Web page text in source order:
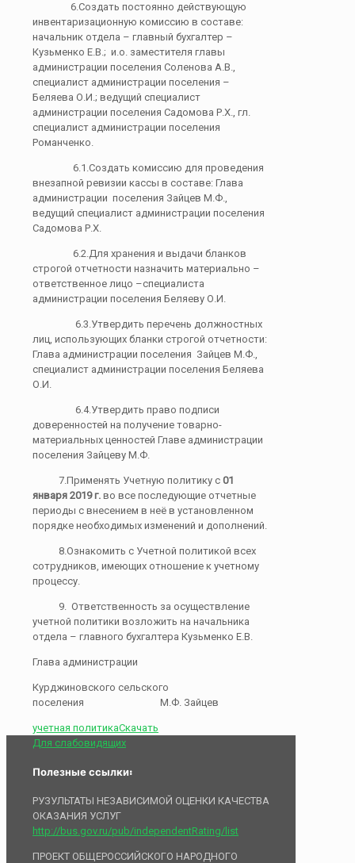
6.Создать постоянно действующую
инвентаризационную комиссию в составе:
начальник отдела – главный бухгалтер –
Кузьменко Е.В.; и.о. заместителя главы
администрации поселения Соленова А.В.,
специалист администрации поселения –
Беляева О.И.; ведущий специалист
администрации поселения Садомова Р.Х., гл.
специалист администрации поселения
Романченко.
6.1.Создать комиссию для проведения
внезапной ревизии кассы в составе: Глава
администрации поселения Зайцев М.Ф.,
ведущий специалист администрации поселения
Садомова Р.Х.
6.2.Для хранения и выдачи бланков
строгой отчетности назначить материально –
ответственное лицо –специалиста
администрации поселения Беляеву О.И.
6.3.Утвердить перечень должностных
лиц, использующих бланки строгой отчетности:
Глава администрации поселения Зайцев М.Ф.,
специалист администрации поселения Беляева
О.И.
6.4.Утвердить право подписи
доверенностей на получение товарно-
материальных ценностей Главе администрации
поселения Зайцеву М.Ф.
7.Применять Учетную политику с 01
января 2019 г. во все последующие отчетные
периоды с внесением в неё в установленном
порядке необходимых изменений и дополнений.
8.Ознакомить с Учетной политикой всех
сотрудников, имеющих отношение к учетному
процессу.
9. Ответственность за осуществление
учетной политики возложить на начальника
отдела – главного бухгалтера Кузьменко Е.В.
Глава администрации
Курджиновского сельского
поселения М.Ф. Зайцев
учетная политикаСкачать
Для слабовидящих
Полезные ссылки:
РУЗУЛЬТАТЫ НЕЗАВИСИМОЙ ОЦЕНКИ КАЧЕСТВА
ОКАЗАНИЯ УСЛУГ
http://bus.gov.ru/pub/independentRating/list
ПРОЕКТ ОБЩЕРОССИЙСКОГО НАРОДНОГО